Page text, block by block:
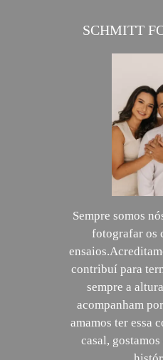
SCHMITT
Sempre somos
fotografar os
contribuí para
sempre a
acompanham
amamos ter essa
casal,